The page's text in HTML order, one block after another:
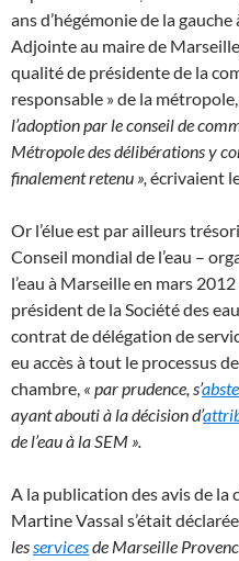
ans d’hégémonie de la
Adjointe au maire de
qualité de présidente de la
responsable » de la métropole,
l’adoption par le conseil de
Métropole des délibérations y
finalement retenu », écrivaient
Or l’élue est par ailleurs
Conseil mondial de l’eau –
l’eau à Marseille en mars
président de la Société des
contrat de délégation de
eu accès à tout le processus
chambre, « par prudence, s’
ayant abouti à la décision d’
de l’eau à la SEM ».
A la publication des avis de la
Martine Vassal s’était déclarée
lesservicesde Marseille